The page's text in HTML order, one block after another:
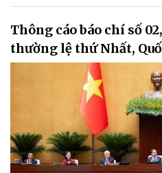
Thông cáo báo chí số
thường lệ thứ Nhất,